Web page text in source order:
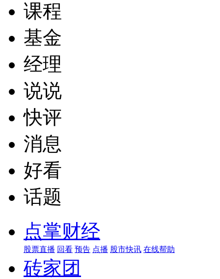
课程
基金
经理
说说
快评
消息
好看
话题
点掌财经
股票直播 回看 预告 点播 股市快讯 在线帮助
砖家团